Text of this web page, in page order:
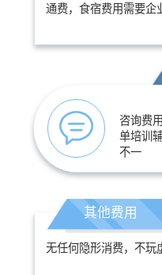
通费，食宿费用需要企
咨询费
单培训
不一
其他费用
无任何隐形消费，不玩